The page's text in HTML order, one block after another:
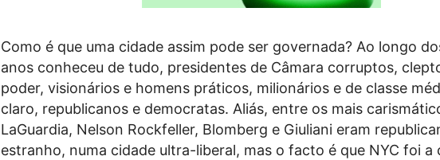
Como é que uma cidade assim pode ser governada? Ao longo
anos conheceu de tudo, presidentes de Câmara corruptos,
poder, visionários e homens práticos, milionários e de classe
claro, republicanos e democratas. Aliás, entre os mais
LaGuardia, Nelson Rockfeller, Blomberg e Giuliani eram
estranho, numa cidade ultra-liberal, mas o facto é que NYC foi a